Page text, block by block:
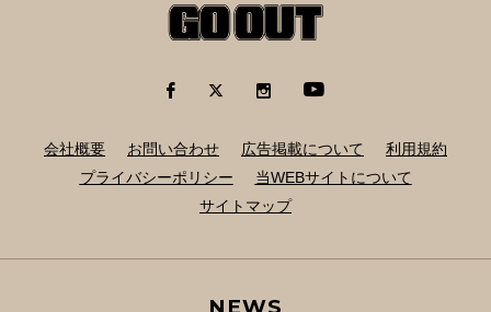
会社概要 お問い合わせ 広告掲載について
利用規約
プライバシーポリシー
当WEBサイトについて
サイトマップ